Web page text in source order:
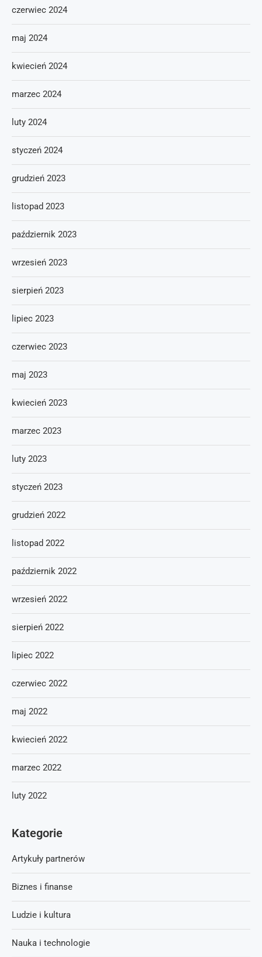
czerwiec 2024
maj 2024
kwiecień 2024
marzec 2024
luty 2024
styczeń 2024
grudzień 2023
listopad 2023
październik 2023
wrzesień 2023
sierpień 2023
lipiec 2023
czerwiec 2023
maj 2023
kwiecień 2023
marzec 2023
luty 2023
styczeń 2023
grudzień 2022
listopad 2022
październik 2022
wrzesień 2022
sierpień 2022
lipiec 2022
czerwiec 2022
maj 2022
kwiecień 2022
marzec 2022
luty 2022
Kategorie
Artykuły partnerów
Biznes i finanse
Ludzie i kultura
Nauka i technologie